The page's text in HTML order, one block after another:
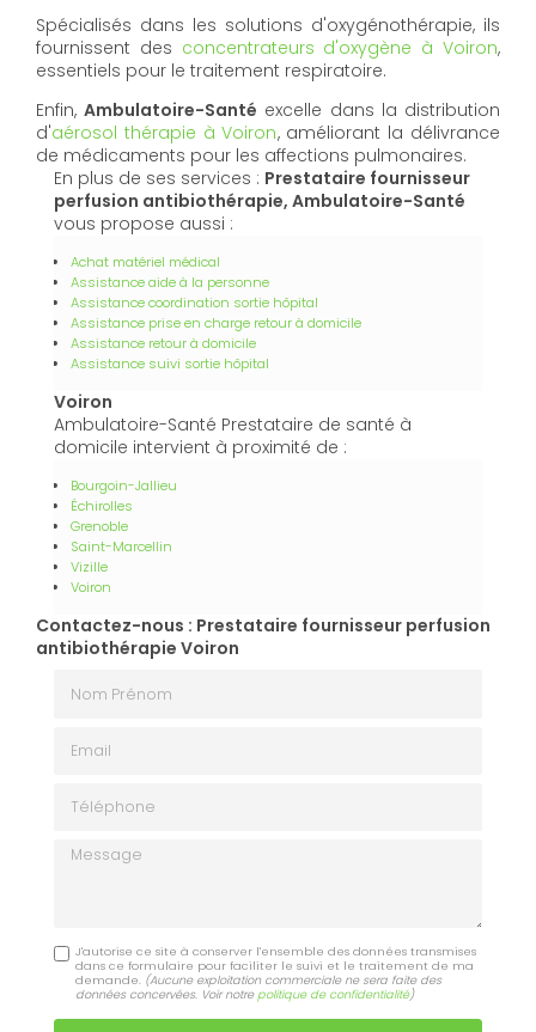
Spécialisés dans les solutions d'oxygénothérapie, ils
fournissent des concentrateurs d'oxygène à Voiron,
essentiels pour le traitement respiratoire.
Enfin,Ambulatoire-Santé excelle dans la distribution
d'aérosol thérapie à Voiron, améliorant la délivrance
de médicaments pour les affections pulmonaires.
En plus de ses services : Prestataire fournisseur
perfusion antibiothérapie, Ambulatoire-Santé
vous propose aussi :
Achat matériel médical
Assistance aide à la personne
Assistance coordination sortie hôpital
Assistance prise en charge retour à domicile
Assistance retour à domicile
Assistance suivi sortie hôpital
Voiron
Ambulatoire-Santé Prestataire de santé à
domicile intervient à proximité de :
Bourgoin-Jallieu
Échirolles
Grenoble
Saint-Marcellin
Vizille
Voiron
Contactez-nous : Prestataire fournisseur perfusion
antibiothérapie Voiron
Message
J'autorise ce site à conserver l'ensemble des données transmises
dans ce formulaire pour faciliter le suivi et le traitement de ma
demande. (Aucune exploitation commerciale ne sera faite des
données concervées. Voir notre politique de confidentialité)